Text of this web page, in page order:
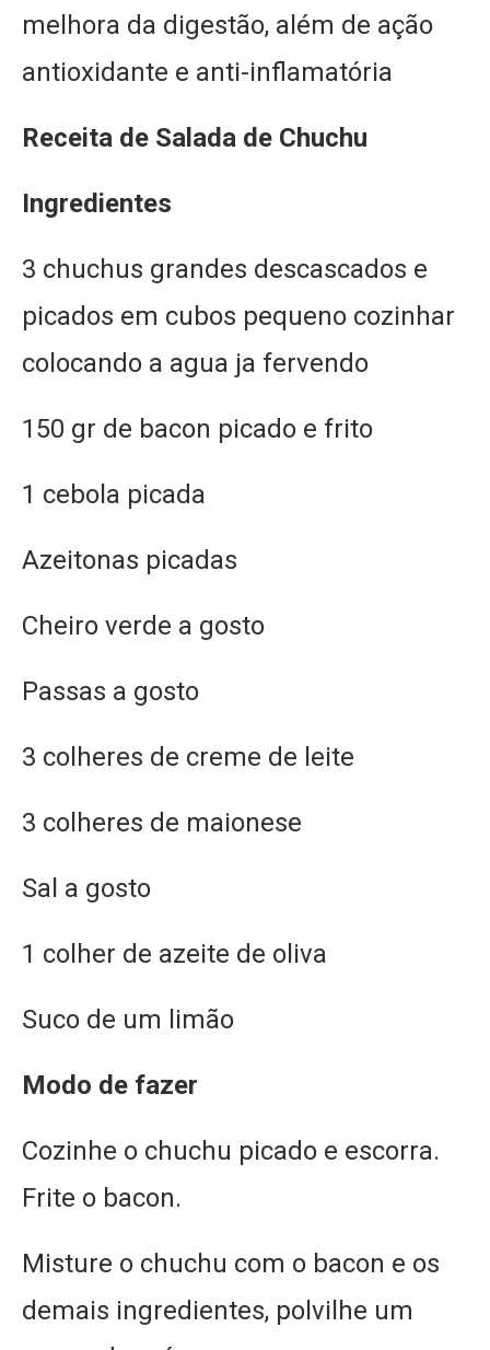
melhora da digestão, além de ação
antioxidante e anti-inflamatória
Receita de Salada de Chuchu
Ingredientes
3 chuchus grandes descascados e
picados em cubos pequeno cozinhar
colocando a agua ja fervendo
150 gr de bacon picado e frito
1 cebola picada
Azeitonas picadas
Cheiro verde a gosto
Passas a gosto
3 colheres de creme de leite
3 colheres de maionese
Sal a gosto
1 colher de azeite de oliva
Suco de um limão
Modo de fazer
Cozinhe o chuchu picado e escorra.
Frite o bacon.
Misture o chuchu com o bacon e os
demais ingredientes, polvilhe um